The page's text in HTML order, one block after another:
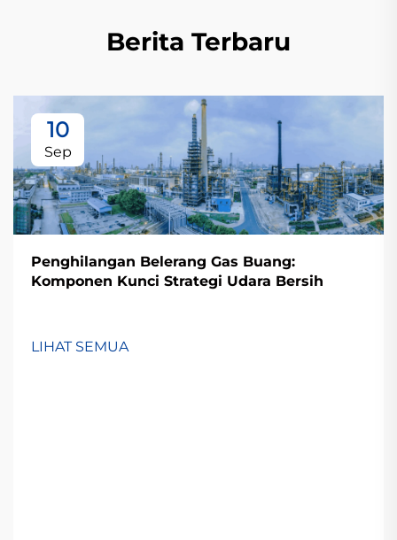
Berita Terbaru
10
Sep
Penghilangan Belerang Gas Buang:
Komponen Kunci Strategi Udara Bersih
LIHAT SEMUA